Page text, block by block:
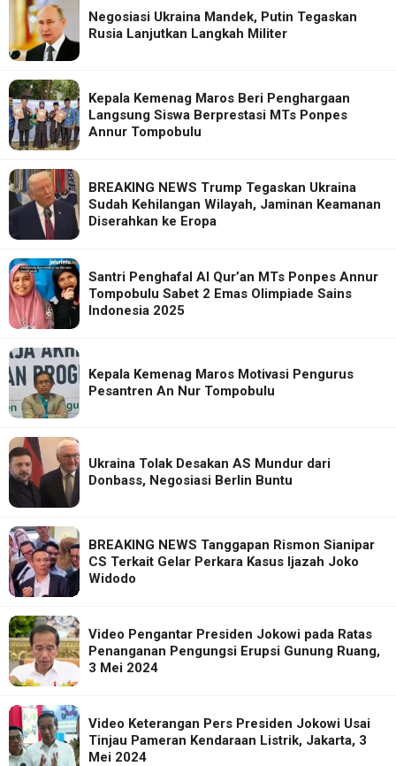
Negosiasi Ukraina Mandek, Putin Tegaskan
Rusia Lanjutkan Langkah Militer
Kepala Kemenag Maros Beri Penghargaan
Langsung Siswa Berprestasi MTs Ponpes
Annur Tompobulu
BREAKING NEWS Trump Tegaskan Ukraina
Sudah Kehilangan Wilayah, Jaminan Keamanan
Diserahkan ke Eropa
Santri Penghafal Al Qur’an MTs Ponpes Annur
Tompobulu Sabet 2 Emas Olimpiade Sains
Indonesia 2025
Kepala Kemenag Maros Motivasi Pengurus
Pesantren An Nur Tompobulu
Ukraina Tolak Desakan AS Mundur dari
Donbass, Negosiasi Berlin Buntu
BREAKING NEWS Tanggapan Rismon Sianipar
CS Terkait Gelar Perkara Kasus Ijazah Joko
Widodo
Video Pengantar Presiden Jokowi pada Ratas
Penanganan Pengungsi Erupsi Gunung Ruang,
3 Mei 2024
Video Keterangan Pers Presiden Jokowi Usai
Tinjau Pameran Kendaraan Listrik, Jakarta, 3
Mei 2024